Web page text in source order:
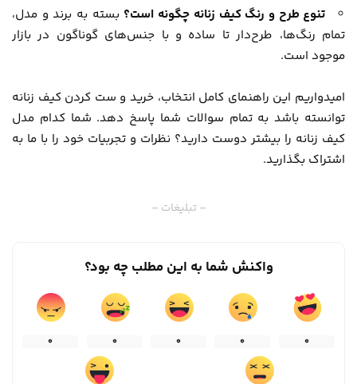
تنوع طرح و رنگ کیف زنانه چگونه است؟ بسته به برند و مدل،
تمام رنگ‌ها، طرح‌دار تا ساده و با جنس‌های گوناگون در بازار
موجود است.
امیدواریم این راهنمای کامل انتخاب، خرید و ست کردن کیف زنانه
توانسته باشد به تمام سوالات شما پاسخ دهد. شما کدام مدل
کیف زنانه را بیشتر دوست دارید؟ نظرات و تجربیات خود را با ما به
اشتراک بگذارید.
– تبلیغات –
واکنش شما به این مطلب چه بود؟
0
0
0
0
0